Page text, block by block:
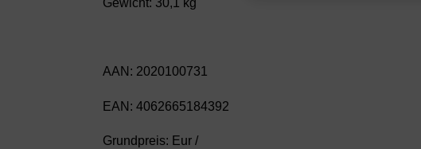
AAN: 2020100731
EAN: 4062665184392
Grundpreis: Eur /